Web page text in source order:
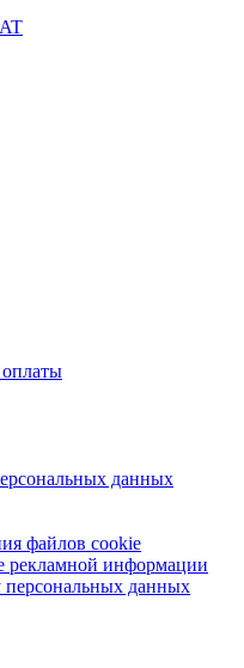
данных
файлов cookie
рекламной информации
персональных данных